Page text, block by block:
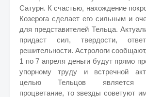
Сатурн. К счастью, нахождение
Козерога сделает его сильным и
для представителей Тельца.
придаст сил, твердости,
решительности. Астрологи
1 по 7 апреля деньги будут прямо
упорному труду и встречной
целью Тельцов является
процветание, то звезды советуют